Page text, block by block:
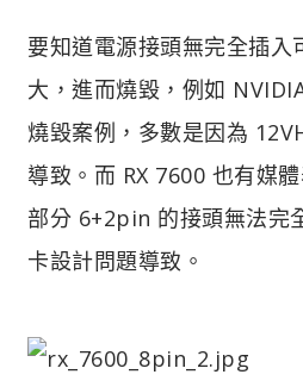
要知道電源接頭無完全插入
大，進而燒毀，例如
燒毀案例，多數是因為
導致。而 RX 7600 也有媒
部分 6+2pin 的接頭無法完
卡設計問題導致。